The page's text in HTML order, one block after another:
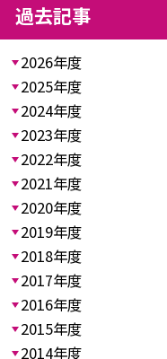
過去記事
2026年度
2025年度
2024年度
2023年度
2022年度
2021年度
2020年度
2019年度
2018年度
2017年度
2016年度
2015年度
2014年度